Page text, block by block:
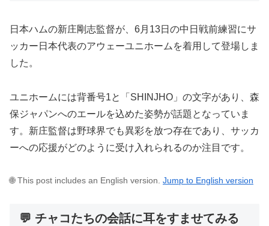
日本ハムの新庄剛志監督が、6月13日の中日戦前練習にサ
ッカー日本代表のアウェーユニホームを着用して登場しま
した。
ユニホームには背番号1と「SHINJHO」の文字があり、森
保ジャパンへのエールを込めた姿勢が話題となっていま
す。新庄監督は野球界でも異彩を放つ存在であり、サッカ
ーへの応援がどのように受け入れられるのか注目です。
🌐 This post includes an English version. Jump to English version
💬 チャコたちの会話に耳をすませてみる